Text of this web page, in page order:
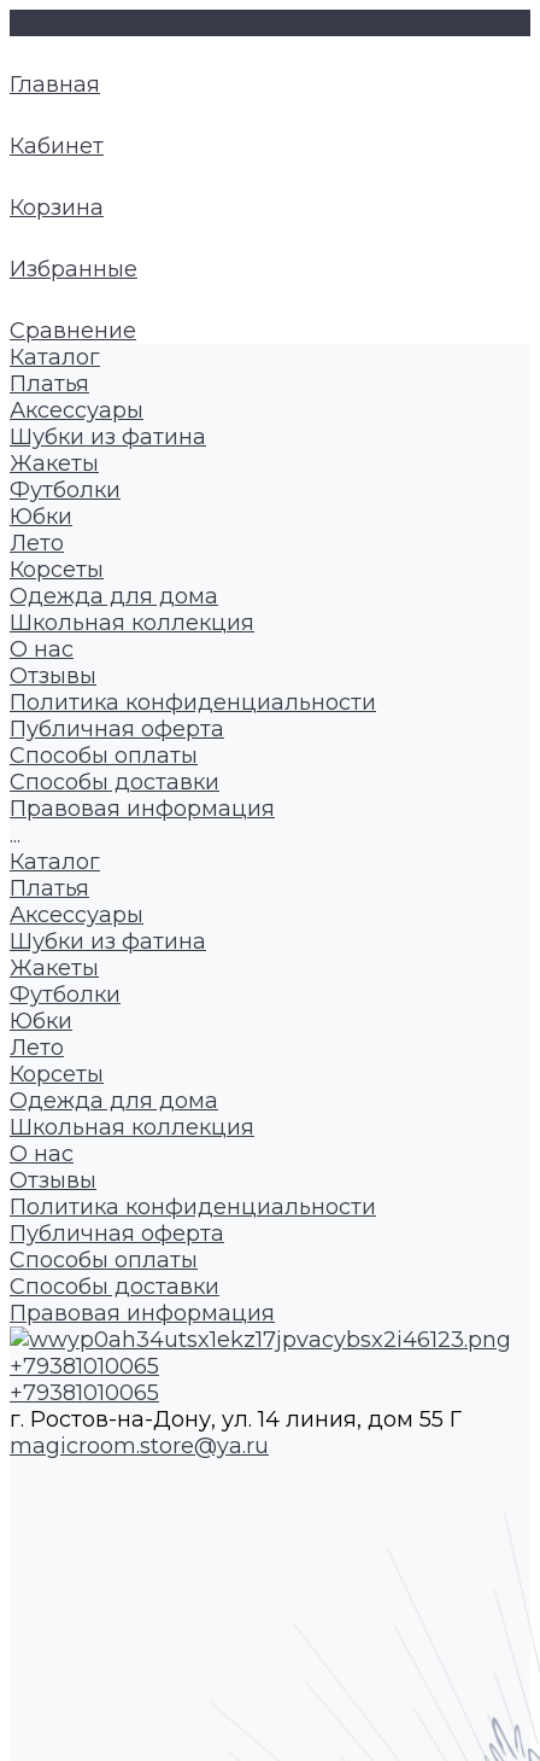
Главная
Кабинет
Корзина
Избранные
Сравнение
Каталог
Платья
Аксессуары
Шубки из фатина
Жакеты
Футболки
Юбки
Лето
Корсеты
Одежда для дома
Школьная коллекция
О нас
Отзывы
Политика конфиденциальности
Публичная оферта
Способы оплаты
Способы доставки
Правовая информация
...
Каталог
Платья
Аксессуары
Шубки из фатина
Жакеты
Футболки
Юбки
Лето
Корсеты
Одежда для дома
Школьная коллекция
О нас
Отзывы
Политика конфиденциальности
Публичная оферта
Способы оплаты
Способы доставки
Правовая информация
+79381010065
+79381010065
г. Ростов-на-Дону, ул. 14 линия, дом 55 Г
magicroom.store@ya.ru